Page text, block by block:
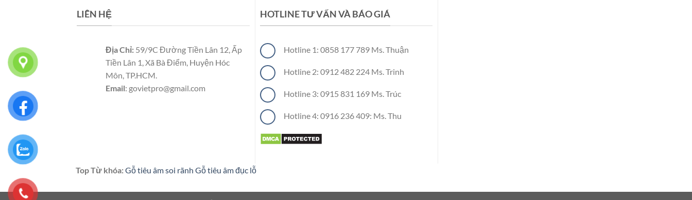
LIÊN HỆ
Địa Chỉ: 59/9C Đường Tiền Lân 12, Ấp
Tiền Lân 1, Xã Bà Điểm, Huyện Hóc
Môn, TP.HCM.
Email: govietpro@gmail.com
HOTLINE TƯ VẤN VÀ BÁO GIÁ
Hotline 1: 0858 177 789 Ms. Thuận
Hotline 2: 0912 482 224 Ms. Trinh
Hotline 3: 0915 831 169 Ms. Trúc
Hotline 4: 0916 236 409: Ms. Thu
Top Từ khóa:Gỗ tiêu âm soi rãnh Gỗ tiêu âm đục lỗ